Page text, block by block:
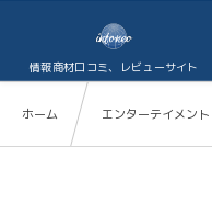
情報商材口コミ、レビューサイト
ホーム エンターテイメント